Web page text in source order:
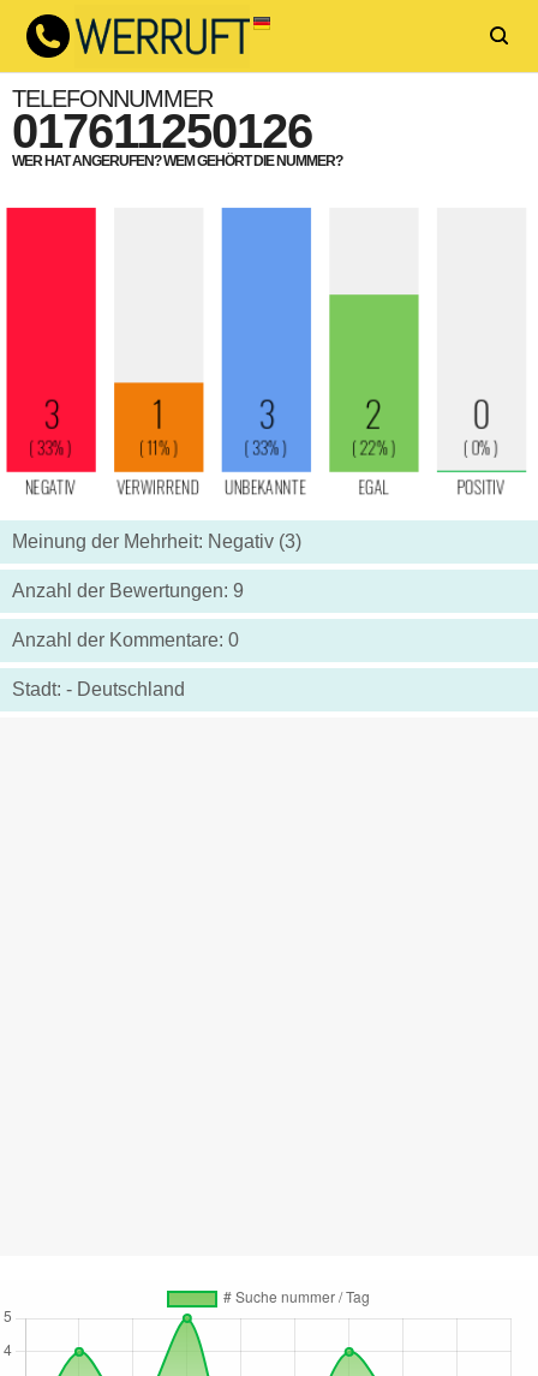
TELEFONNUMMER
017611250126
WER HAT ANGERUFEN? WEM GEHÖRT DIE NUMMER?
Meinung der Mehrheit: Negativ (3)
Anzahl der Bewertungen: 9
Anzahl der Kommentare: 0
Stadt: - Deutschland